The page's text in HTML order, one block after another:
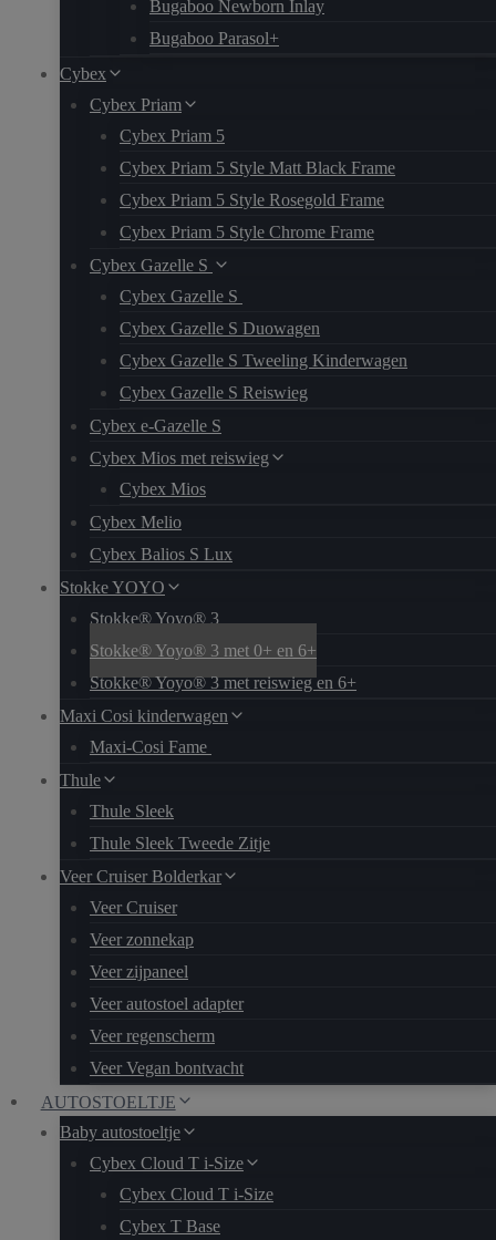
Bugaboo Newborn Inlay
Bugaboo Parasol+
Cybex
Cybex Priam
Cybex Priam 5
Cybex Priam 5 Style Matt Black Frame
Cybex Priam 5 Style Rosegold Frame
Cybex Priam 5 Style Chrome Frame
Cybex Gazelle S
Cybex Gazelle S
Cybex Gazelle S Duowagen
Cybex Gazelle S Tweeling Kinderwagen
Cybex Gazelle S Reiswieg
Cybex e-Gazelle S
Cybex Mios met reiswieg
Cybex Mios
Cybex Melio
Cybex Balios S Lux
Stokke YOYO
Stokke® Yoyo® 3
Stokke® Yoyo® 3 met 0+ en 6+
Stokke® Yoyo® 3 met reiswieg en 6+
Maxi Cosi kinderwagen
Maxi-Cosi Fame
Thule
Thule Sleek
Thule Sleek Tweede Zitje
Veer Cruiser Bolderkar
Veer Cruiser
Veer zonnekap
Veer zijpaneel
Veer autostoel adapter
Veer regenscherm
Veer Vegan bontvacht
AUTOSTOELTJE
Baby autostoeltje
Cybex Cloud T i-Size
Cybex Cloud T i-Size
Cybex T Base